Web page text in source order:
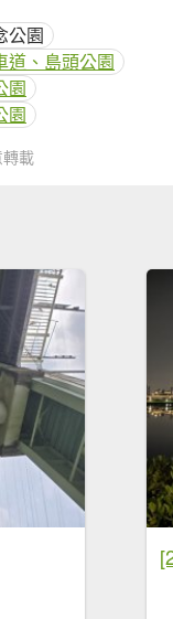
公園
道、島頭公園
園
園
載